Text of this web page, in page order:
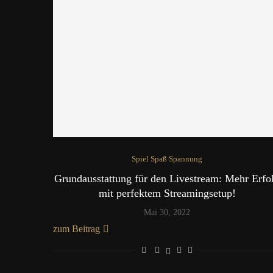
Spiel Spaß Spannung
Grundausstattung für den Livestream: Mehr
mit perfektem Streamingsetup!
Mai 30, 2022
zum Beitrag